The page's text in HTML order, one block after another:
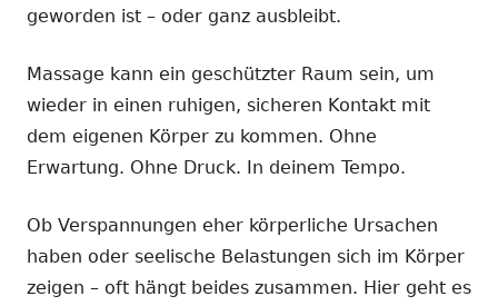
geworden ist – oder ganz ausbleibt.
Massage kann ein geschützter Raum sein, um
wieder in einen ruhigen, sicheren Kontakt mit
dem eigenen Körper zu kommen. Ohne
Erwartung. Ohne Druck. In deinem Tempo.
Ob Verspannungen eher körperliche Ursachen
haben oder seelische Belastungen sich im Körper
zeigen – oft hängt beides zusammen. Hier geht es